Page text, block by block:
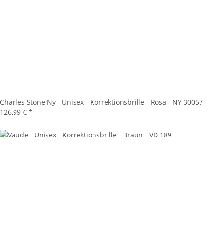
Charles Stone Ny - Unisex - Korrektionsbrille - Rosa - NY 30057
126,99 € *